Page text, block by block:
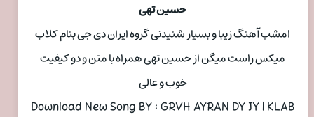
حسین تهی
امشب آهنگ زیبا و بسیار شنیدنی گروه ایران دی جی بنام کلاب
میکس راست میگن از حسین تهی همراه با متن و دو کیفیت
خوب و عالی
Download New Song BY : GRVH AYRAN DY JY | KLAB